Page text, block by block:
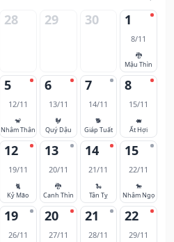
28 29 30 1
8/11
🐉
Mậu Thìn
5
12/11
🐒
Nhâm Thân
6
13/11
🐓
Quý Dậu
7
14/11
🐕
Giáp Tuất
8
15/11
🐖
Ất Hợi
12
19/11
🐈
Kỷ Mão
13
20/11
🐉
Canh Thìn
14
21/11
🐍
Tân Tỵ
15
22/11
🐎
Nhâm Ngọ
19
26/11
20
27/11
21
28/11
22
29/11